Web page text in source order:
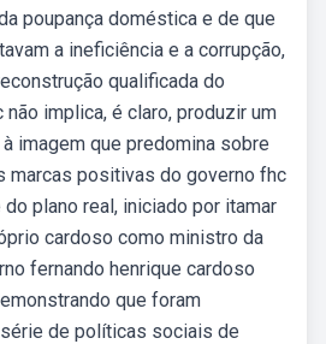
poupança doméstica e de que
a ineficiência e a corrupção,
qualificada do
implica, é claro, produzir um
imagem que predomina sobre
marcas positivas do governo fhc
plano real, iniciado por itamar
cardoso como ministro da
fernando henrique cardoso
que foram
de políticas sociais de